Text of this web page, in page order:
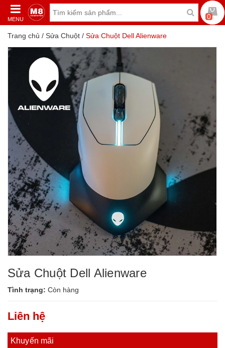
MENU 0
Trang chủ / Sửa Chuột / Sửa Chuột Dell Alienware
Sửa Chuột Dell Alienware
Tình trạng: Còn hàng
Liên hệ
Khuyến mãi